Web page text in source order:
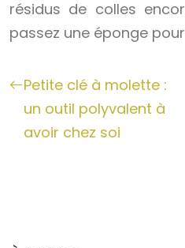
résidus de colles
passez une éponge pour
Petite clé à molette :
un outil polyvalent à
avoir chez soi